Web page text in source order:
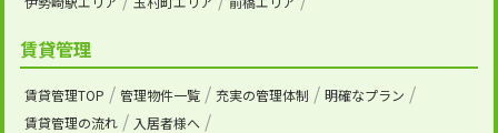
賃貸管理
賃貸管理TOP 管理物件一覧 充実の管理体制
明確なプラン
賃貸管理の流れ
入居者様へ